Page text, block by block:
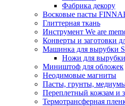
Фабрика декору
Восковые пасты
Глиттерная ткань
Инструмент We are
Конверты и заготовки
Машинка для вырубки
Ножи для вырубки
Миништоф для обложек
Неодимовые магниты
Пасты, грунты,
Переплетный кожзам и
Термотрансферная